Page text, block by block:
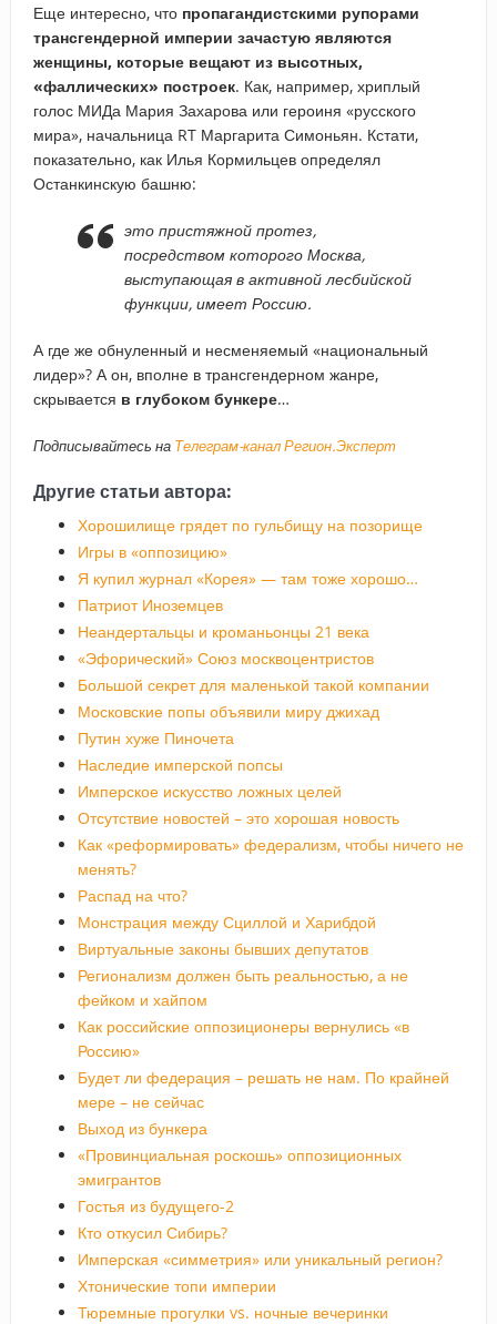
Еще интересно, что пропагандистскими рупорами
трансгендерной империи зачастую являются
женщины, которые вещают из высотных,
«фаллических» построек. Как, например, хриплый
голос МИДа Мария Захарова или героиня «русского
мира», начальница RT Маргарита Симоньян. Кстати,
показательно, как Илья Кормильцев определял
Останкинскую башню:
это пристяжной протез,
посредством которого Москва,
выступающая в активной лесбийской
функции, имеет Россию.
А где же обнуленный и несменяемый «национальный
лидер»? А он, вполне в трансгендерном жанре,
скрывается в глубоком бункере…
Подписывайтесь на Телеграм-канал Регион.Эксперт
Другие статьи автора:
Хорошилище грядет по гульбищу на позорище
Игры в «оппозицию»
Я купил журнал «Корея» — там тоже хорошо…
Патриот Иноземцев
Неандертальцы и кроманьонцы 21 века
«Эфорический» Союз москвоцентристов
Большой секрет для маленькой такой компании
Московские попы объявили миру джихад
Путин хуже Пиночета
Наследие имперской попсы
Имперское искусство ложных целей
Отсутствие новостей – это хорошая новость
Как «реформировать» федерализм, чтобы ничего не
менять?
Распад на что?
Монстрация между Сциллой и Харибдой
Виртуальные законы бывших депутатов
Регионализм должен быть реальностью, а не
фейком и хайпом
Как российские оппозиционеры вернулись «в
Россию»
Будет ли федерация – решать не нам. По крайней
мере – не сейчас
Выход из бункера
«Провинциальная роскошь» оппозиционных
эмигрантов
Гостья из будущего-2
Кто откусил Сибирь?
Имперская «симметрия» или уникальный регион?
Хтонические топи империи
Тюремные прогулки vs. ночные вечеринки